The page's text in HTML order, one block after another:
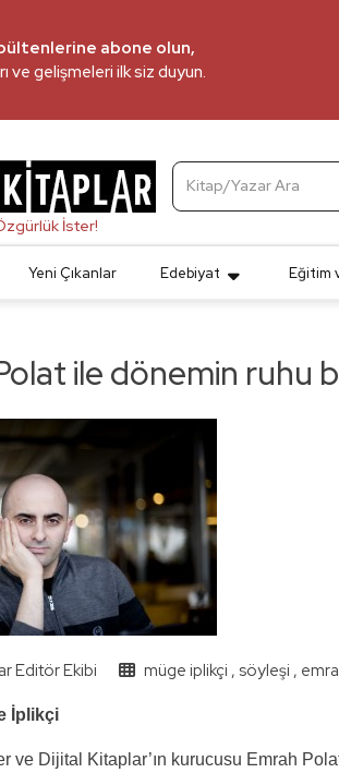
abone olun,
ve gelişmeleri ilk siz duyun.
Kitap/Yazar Ara
Yeni Çıkanlar Edebiyat Eğitim
ile dönemin ruhu
Editör Ekibi müge iplikçi , söyleşi ,
İplikçi
ve Dijital Kitaplar’ın kurucusu Emrah